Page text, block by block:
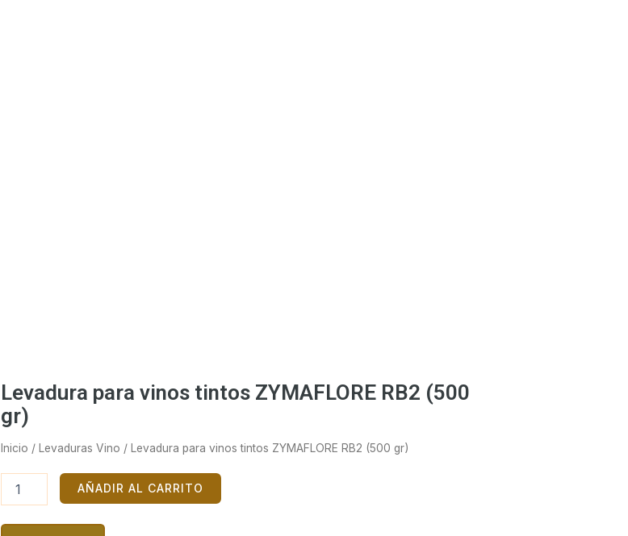
Levadura para vinos tintos ZYMAFLORE RB2 (500
gr)
Inicio / Levaduras Vino / Levadura para vinos tintos ZYMAFLORE RB2 (500 gr)
para
tintos
AÑADIR AL CARRITO